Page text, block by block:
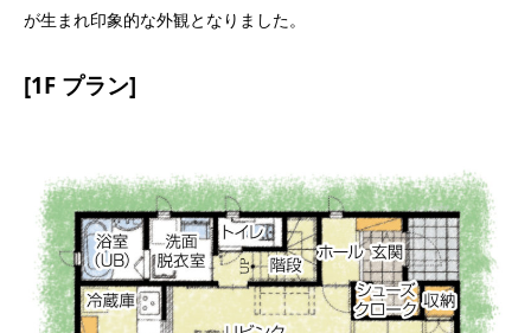
が生まれ印象的な外観となりました。
[1F プラン]